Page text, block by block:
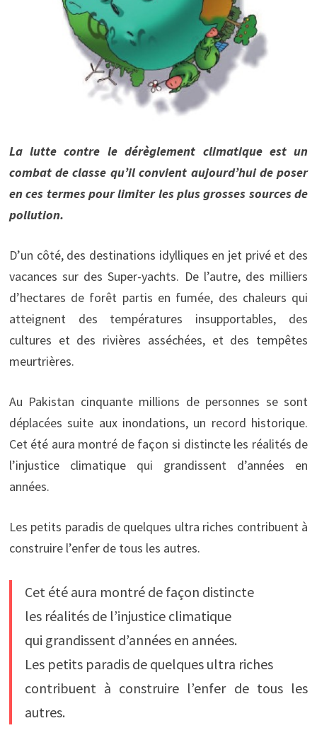
La lutte contre le dérèglement climatique est un
combat de classe qu’il convient aujourd’hui de poser
en ces termes pour limiter les plus grosses sources de
pollution.
D’un côté, des destinations idylliques en jet privé et des
vacances sur des Super-yachts. De l’autre, des milliers
d’hectares de forêt partis en fumée, des chaleurs qui
atteignent des températures insupportables, des
cultures et des rivières asséchées, et des tempêtes
meurtrières.
Au Pakistan cinquante millions de personnes se sont
déplacées suite aux inondations, un record historique.
Cet été aura montré de façon si distincte les réalités de
l’injustice climatique qui grandissent d’années en
années.
Les petits paradis de quelques ultra riches contribuent à
construire l’enfer de tous les autres.
Cet été aura montré de façon distincte
les réalités de l’injustice climatique
qui grandissent d’années en années.
Les petits paradis de quelques ultra riches
contribuent à construire l’enfer de tous les
autres.